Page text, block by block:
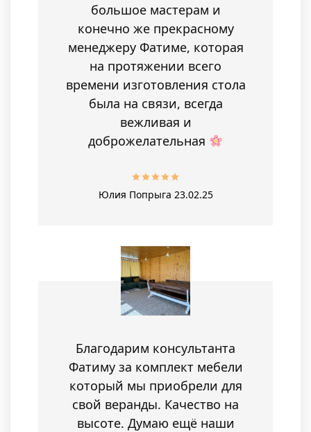
большое мастерам и
конечно же прекрасному
менеджеру Фатиме, которая
на протяжении всего
времени изготовления стола
была на связи, всегда
вежливая и
доброжелательная
Юлия Попрыга 23.02.25
Благодарим консультанта
Фатиму за комплект мебели
который мы приобрели для
свой веранды. Качество на
высоте. Думаю ещё наши